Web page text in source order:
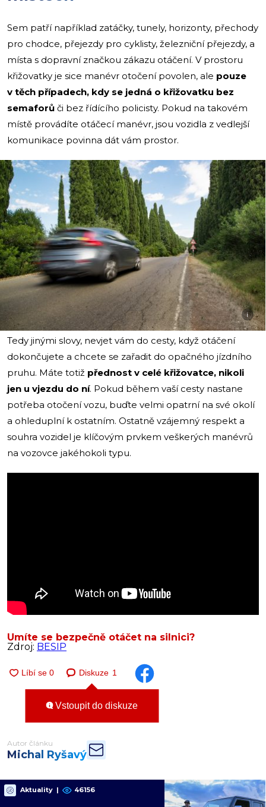
Sem patří například zatáčky, tunely, horizonty, přechody
pro chodce, přejezdy pro cyklisty, železniční přejezdy, a
místa s dopravní značkou zákazu otáčení. V prostoru
křižovatky je sice manévr otočení povolen, ale pouze
v těch případech, kdy se jedná o křižovatku bez
semaforů či bez řídícího policisty. Pokud na takovém
místě provádíte otáčecí manévr, jsou vozidla z vedlejší
komunikace povinna dát vám prostor.
i
Tedy jinými slovy, nevjet vám do cesty, když otáčení
dokončujete a chcete se zařadit do opačného jízdního
pruhu. Máte totiž přednost v celé křižovatce, nikoli
jen u vjezdu do ní. Pokud během vaší cesty nastane
potřeba otočení vozu, buďte velmi opatrní na své okolí
a ohleduplní k ostatním. Ostatně vzájemný respekt a
souhra vozidel je klíčovým prvkem veškerých manévrů
na vozovce jakéhokoli typu.
Umíte se bezpečně otáčet na silnici?
Zdroj: BESIP
Diskuze 1
Vstoupit do diskuze
Autor článku
Michal Ryšavý
Aktuality | 46156